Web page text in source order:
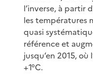
l’inverse, à partir
les températures
quasi
référence et
jusqu’en 2015,
+1°C.